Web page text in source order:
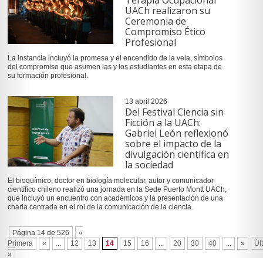
UACh realizaron su
Ceremonia de
Compromiso Ético
Profesional
La instancia incluyó la promesa y el encendido de la vela, símbolos
del compromiso que asumen las y los estudiantes en esta etapa de
su formación profesional.
13 abril 2026
Del Festival Ciencia sin
Ficción a la UACh:
Gabriel León reflexionó
sobre el impacto de la
divulgación científica en
la sociedad
El bioquímico, doctor en biología molecular, autor y comunicador
científico chileno realizó una jornada en la Sede Puerto Montt UACh,
que incluyó un encuentro con académicos y la presentación de una
charla centrada en el rol de la comunicación de la ciencia.
Página 14 de 526
«
Primera
« ... 12 13 14 15 16 ... 20 30 40 ... »
»